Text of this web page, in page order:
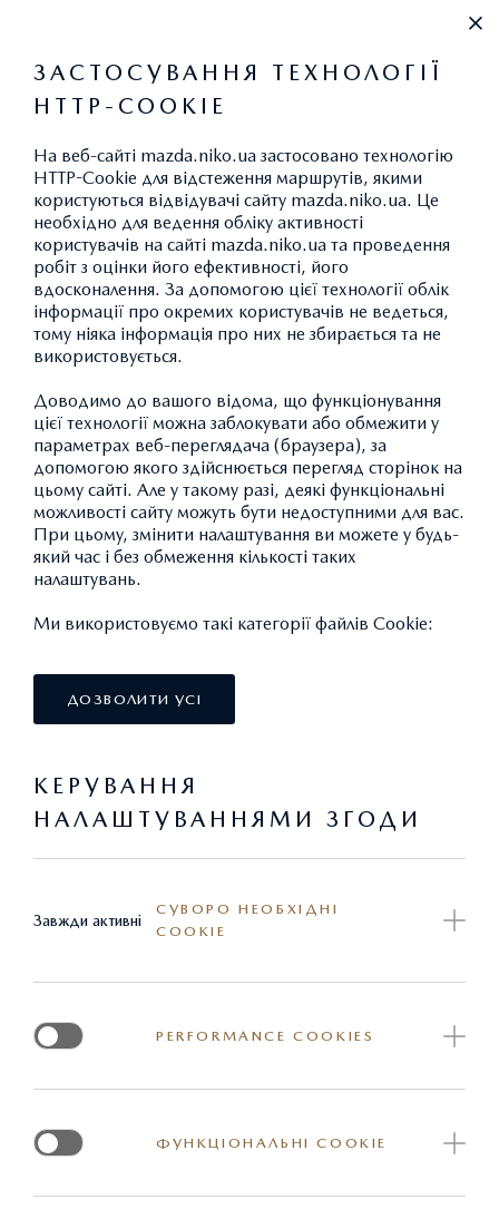
НОВИНИ ТА ПОДІЇ
ЗРОБЛЕНИЙ РУКАМИ – НАРОДЖЕННИЙ З
ДУШЕЮ
KODO – ДУША РУХУ
ЗАСТОСУВАННЯ ТЕХНОЛОГІЇ
HTTP-COOKIE
На веб-сайті mazda.niko.ua застосовано технологію
HTTP-Cookie для відстеження маршрутів, якими
користуються відвідувачі сайту mazda.niko.ua. Це
необхідно для ведення обліку активності
користувачів на сайті mazda.niko.ua та проведення
робіт з оцінки його ефективності, його
вдосконалення. За допомогою цієї технології облік
інформації про окремих користувачів не ведеться,
тому ніяка інформація про них не збирається та не
використовується.
Доводимо до вашого відома, що функціонування
цієї технології можна заблокувати або обмежити у
параметрах веб-переглядача (браузера), за
допомогою якого здійснюється перегляд сторінок на
цьому сайті. Але у такому разі, деякі функціональні
можливості сайту можуть бути недоступними для вас.
При цьому, змінити налаштування ви можете у будь-
який час і без обмеження кількості таких
налаштувань.
Ми використовуємо такі категорії файлів Cookie:
ДОЗВОЛИТИ УСІ
КЕРУВАННЯ
НАЛАШТУВАННЯМИ ЗГОДИ
Завжди активні
СУВОРО НЕОБХІДНІ
COOKIE
PERFORMANCE COOKIES
ФУНКЦІОНАЛЬНІ COOKIE